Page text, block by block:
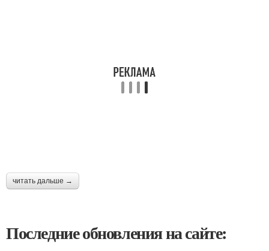
читать дальше →
Последние обновления на сайте: